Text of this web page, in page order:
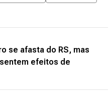
se afasta do RS, mas
efeitos de